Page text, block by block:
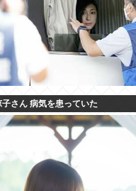
子さん 病気を患っていた